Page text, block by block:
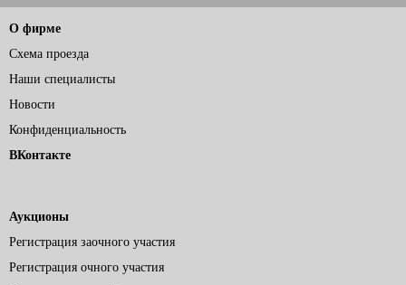
О фирме
Схема проезда
Наши специалисты
Новости
Конфиденциальность
ВКонтакте
Аукционы
Регистрация заочного участия
Регистрация очного участия